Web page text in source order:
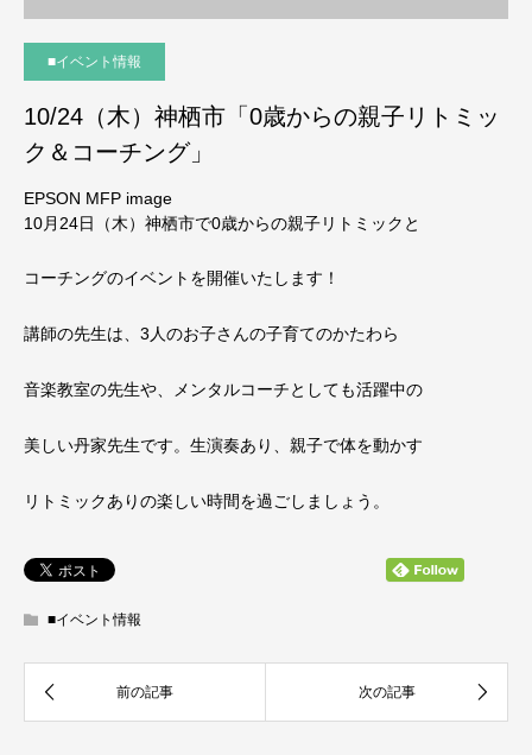
■イベント情報
10/24（木）神栖市「0歳からの親子リトミッ
ク＆コーチング」
EPSON MFP image
10月24日（木）神栖市で0歳からの親子リトミックと
コーチングのイベントを開催いたします！
講師の先生は、3人のお子さんの子育てのかたわら
音楽教室の先生や、メンタルコーチとしても活躍中の
美しい丹家先生です。生演奏あり、親子で体を動かす
リトミックありの楽しい時間を過ごしましょう。
■イベント情報